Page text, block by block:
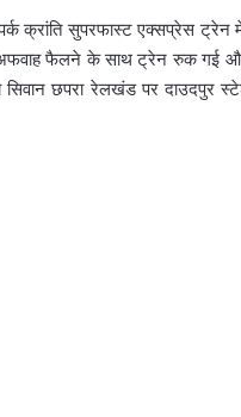
क्रांति सुपरफास्ट एक्सप्रेस
फैलने के साथ ट्रेन रुक गई और
छपरा रेलखंड पर दाउदपुर